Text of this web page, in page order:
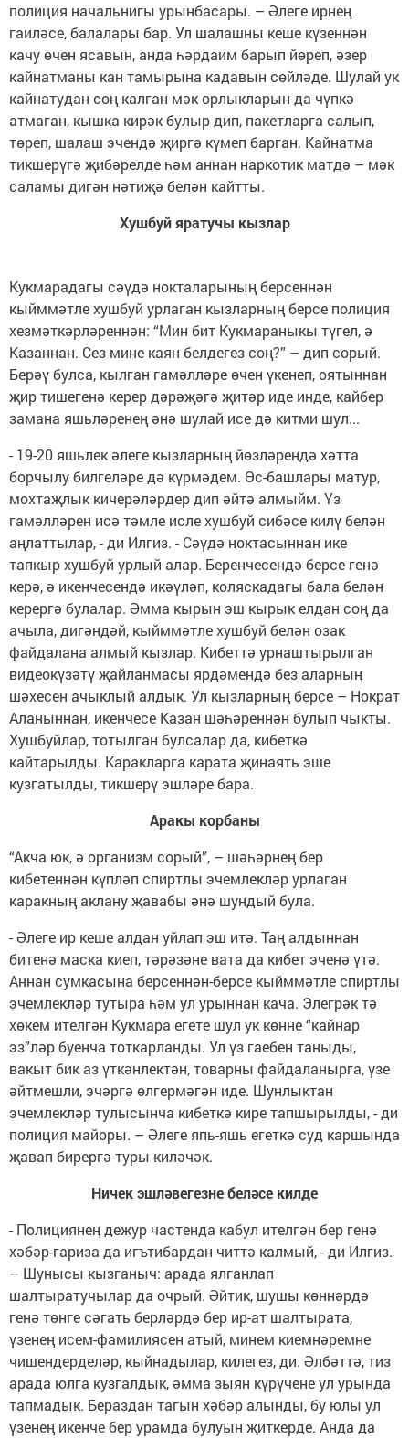
полиция начальнигы урынбасары. – Әлеге ирнең
гаиләсе, балалары бар. Ул шалашны кеше күзеннән
качу өчен ясавын, анда һәрдаим барып йөреп, әзер
кайнатманы кан тамырына кадавын сөйләде. Шулай ук
кайнатудан соң калган мәк орлыкларын да чүпкә
атмаган, кышка кирәк булыр дип, пакетларга салып,
төреп, шалаш эчендә җиргә күмеп барган. Кайнатма
тикшерүгә җибәрелде һәм аннан наркотик матдә – мәк
саламы дигән нәтиҗә белән кайтты.
Хушбуй яратучы кызлар
Кукмарадагы сәүдә нокталарының берсеннән
кыйммәтле хушбуй урлаган кызларның берсе полиция
хезмәткәрләреннән: “Мин бит Кукмараныкы түгел, ә
Казаннан. Сез мине каян белдегез соң?” – дип сорый.
Берәү булса, кылган гамәлләре өчен үкенеп, оятыннан
җир тишегенә керер дәрәҗәгә җитәр иде инде, кайбер
замана яшьләренең әнә шулай исе дә китми шул...
- 19-20 яшьлек әлеге кызларның йөзләрендә хәтта
борчылу билгеләре дә күрмәдем. Өс-башлары матур,
мохтаҗлык кичерәләрдер дип әйтә алмыйм. Үз
гамәлләрен исә тәмле исле хушбуй сибәсе килү белән
аңлаттылар, - ди Илгиз. - Сәүдә ноктасыннан ике
тапкыр хушбуй урлый алар. Беренчесендә берсе генә
керә, ә икенчесендә икәүләп, коляскадагы бала белән
керергә булалар. Әмма кырын эш кырык елдан соң да
ачыла, дигәндәй, кыйммәтле хушбуй белән озак
файдалана алмый кызлар. Кибеттә урнаштырылган
видеокүзәтү җайланмасы ярдәмендә без аларның
шәхесен ачыклый алдык. Ул кызларның берсе – Нократ
Аланыннан, икенчесе Казан шәһәреннән булып чыкты.
Хушбуйлар, тотылган булсалар да, кибеткә
кайтарылды. Каракларга карата җинаять эше
кузгатылды, тикшерү эшләре бара.
Аракы корбаны
“Акча юк, ә организм сорый”, – шәһәрнең бер
кибетеннән күпләп спиртлы эчемлекләр урлаган
каракның аклану җавабы әнә шундый була.
- Әлеге ир кеше алдан уйлап эш итә. Таң алдыннан
битенә маска киеп, тәрәзәне вата да кибет эченә үтә.
Аннан сумкасына берсеннән-берсе кыйммәтле спиртлы
эчемлекләр тутыра һәм ул урыннан кача. Элегрәк тә
хөкем ителгән Кукмара егете шул ук көнне “кайнар
эз”ләр буенча тоткарланды. Ул үз гаебен таныды,
вакыт бик аз үткәнлектән, товарны файдаланырга, үзе
әйтмешли, эчәргә өлгермәгән иде. Шунлыктан
эчемлекләр тулысынча кибеткә кире тапшырылды, - ди
полиция майоры. – Әлеге япь-яшь егеткә суд каршында
җавап бирергә туры киләчәк.
Ничек эшләвегезне беләсе килде
- Полициянең дежур частенда кабул ителгән бер генә
хәбәр-гариза да игътибардан читтә калмый, - ди Илгиз.
– Шунысы кызганыч: арада ялганлап
шалтыратучылар да очрый. Әйтик, шушы көннәрдә
генә төнге сәгать берләрдә бер ир-ат шалтырата,
үзенең исем-фамилиясен атый, минем киемнәремне
чишендерделәр, кыйнадылар, килегез, ди. Әлбәттә, тиз
арада юлга кузгалдык, әмма зыян күрүчене ул урында
тапмадык. Бераздан тагын хәбәр алынды, бу юлы ул
үзенең икенче бер урамда булуын җиткерде. Анда да